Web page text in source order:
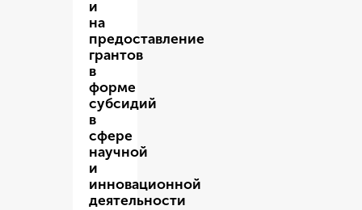
и
на
предоставление
грантов
в
форме
субсидий
в
сфере
научной
и
инновационной
деятельности